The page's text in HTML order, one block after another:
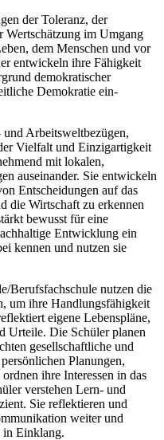
der Toleranz, der
Wertschätzung im Umgang
dem Menschen und vor
entwickeln ihre Fähigkeit
demokratischer
Demokratie ein-
Arbeitsweltbezügen,
Vielfalt und Einzigartigkeit
mit lokalen,
auseinander. Sie entwickeln
Entscheidungen auf das
die Wirtschaft zu erkennen
bewusst für eine
Entwicklung ein
kennen und nutzen sie
Berufsfachschule nutzen die
um ihre Handlungsfähigkeit
eigene Lebenspläne,
Urteile. Die Schüler planen
gesellschaftliche und
Planungen,
ihre Interessen in das
verstehen Lern- und
Sie reflektieren und
weiter und
in Einklang.